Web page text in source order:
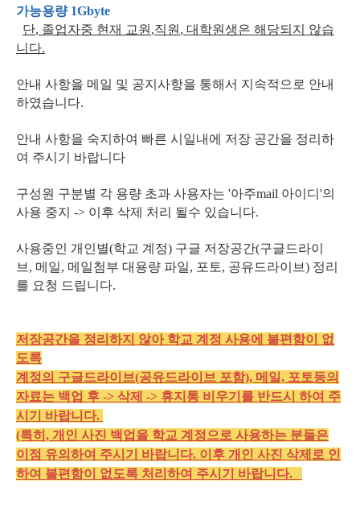
가능용량 1Gbyte
단, 졸업자중 현재 교원 ,직원 , 대학원생은 해당되지 않습
니다.
안내 사항을 메일 및 공지사항을 통해서 지속적으로 안내
하였습니다.
안내 사항을 숙지하여 빠른 시일내에 저장 공간을 정리하
여 주시기 바랍니다
구성원 구분별 각 용량 초과 사용자는 '아주mail 아이디'의
사용 중지 -> 이후 삭제 처리 될수 있습니다.
사용중인 개인별(학교 계정) 구글 저장공간(구글드라이
브, 메일, 메일첨부 대용량 파일, 포토, 공유드라이브) 정리
를 요청 드립니다.
저장공간을 정리하지 않아 학교 계정 사용에 불편함이 없
도록
계정의 구글드라이브(공유드라이브 포함), 메일, 포토등의
자료는 백업 후 -> 삭제 -> 휴지통 비우기를 반드시 하여 주
시기 바랍니다.
(특히, 개인 사진 백업을 학교 계정으로 사용하는 분들은
이점 유의하여 주시기 바랍니다. 이후 개인 사진 삭제로 인
하여 불편함이 없도록 처리하여 주시기 바랍니다.